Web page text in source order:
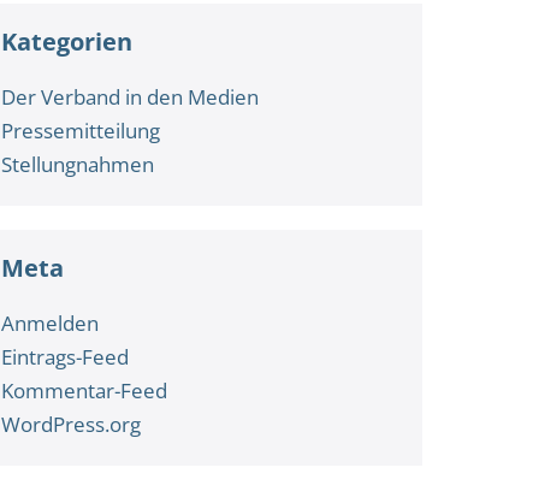
Kategorien
Der Verband in den Medien
Pressemitteilung
Stellungnahmen
Meta
Anmelden
Eintrags-Feed
Kommentar-Feed
WordPress.org